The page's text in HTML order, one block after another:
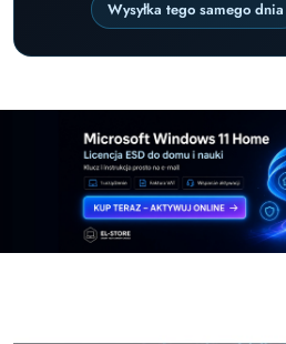
Wysyłka tego samego dnia
Pomiń karuzelę promocyjną